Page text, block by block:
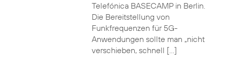
Telefónica BASECAMP in Berlin.
Die Bereitstellung von
Funkfrequenzen für 5G-
Anwendungen sollte man „nicht
verschieben, schnell […]